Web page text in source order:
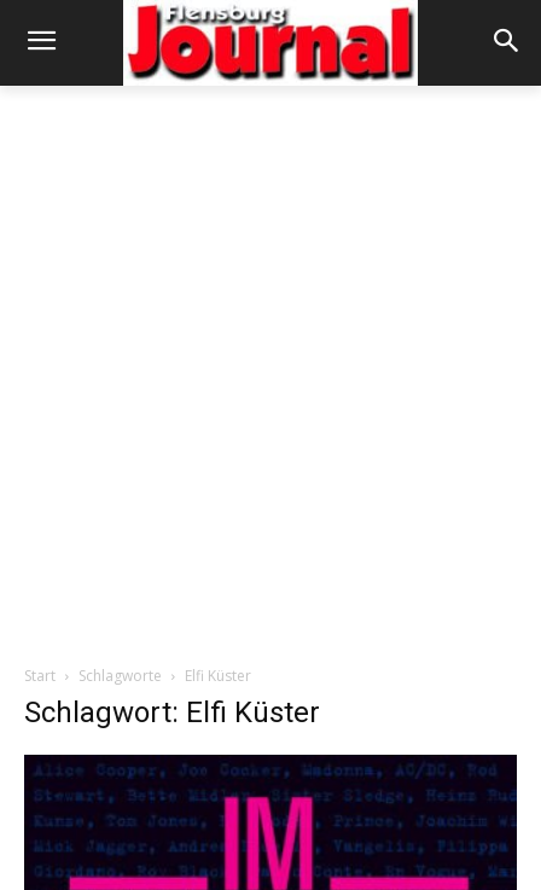
Start Schlagworte Elfi Küster
Schlagwort: Elfi Küster